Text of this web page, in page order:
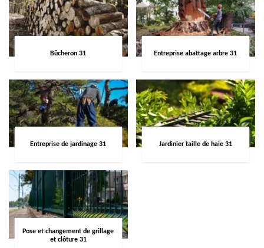
Bûcheron 31 Entreprise abattage arbre 31
Entreprise de jardinage 31 Jardinier taille de haie 31
Pose et changement de grillage
et clôture 31